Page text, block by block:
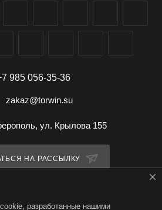
своевременные поливы,
985 056-35-36
zakaz@torwin.su
ул. Крылова 155
НА РАССЫЛКУ
разработанные нашими